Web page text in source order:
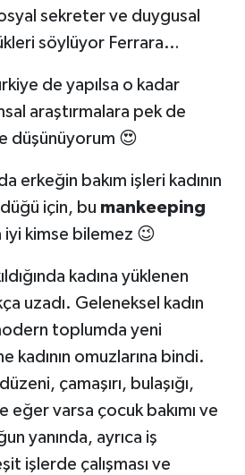
sekreter ve duygusal
söylüyor Ferrara…
de yapılsa o kadar
araştırmalara pek de
düşünüyorum 😍
erkeğin bakım işleri kadının
için, bu mankeeping
iyi kimse bilemez 😉
kadına yüklenen
uzadı. Geleneksel kadın
toplumda yeni
kadının omuzlarına bindi.
çamaşırı, bulaşığı,
eğer varsa çocuk bakımı ve
yanında, ayrıca iş
işlerde çalışması ve